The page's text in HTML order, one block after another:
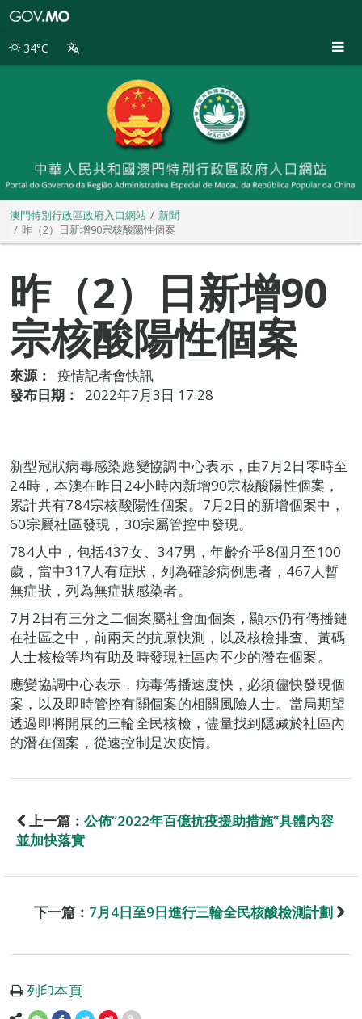
別
34°C
澳門特別行政區政府入口網站
新聞
昨（2）日新增90宗核酸陽性個案
昨（2）日新增90
宗核酸陽性個案
來源：
疫情記者會快訊
發布日期：
2022年7月3日 17:28
新型冠狀病毒感染應變協調中心表示，由7月2日零時至
24時，本澳在昨日24小時內新增90宗核酸陽性個案，
累計共有784宗核酸陽性個案。7月2日的新增個案中，
60宗屬社區發現，30宗屬管控中發現。
784人中，包括437女、347男，年齡介乎8個月至100
歲，當中317人有症狀，列為確診病例患者，467人暫
無症狀，列為無症狀感染者。
7月2日有三分之二個案屬社會面個案，顯示仍有傳播鏈
在社區之中，前兩天的抗原快測，以及核檢排查、黃碼
人士核檢等均有助及時發現社區內不少的潛在個案。
應變協調中心表示，病毒傳播速度快，必須儘快發現個
案，以及即時管控有關個案的相關風險人士。當局期望
透過即將開展的三輪全民核檢，儘量找到隱藏於社區內
的潛在個案，從速控制是次疫情。
上一篇： 公佈“2022年百億抗疫援助措施”具體內容
並加快落實
下一篇： 7月4日至9日進行三輪全民核酸檢測計劃
列印本頁